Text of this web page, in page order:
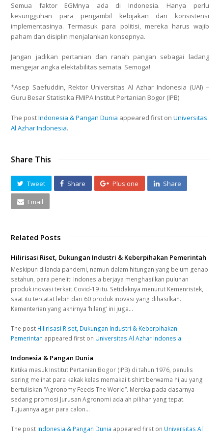
Semua faktor EGMnya ada di Indonesia. Hanya perlu
kesungguhan para pengambil kebijakan dan konsistensi
implementasinya. Termasuk para politisi, mereka harus wajib
paham dan disiplin menjalankan konsepnya.
Jangan jadikan pertanian dan ranah pangan sebagai ladang
mengejar angka elektabilitas semata. Semoga!
*Asep Saefuddin, Rektor Universitas Al Azhar Indonesia (UAI) –
Guru Besar Statistika FMIPA Institut Pertanian Bogor (IPB)
The postIndonesia & Pangan Dunia appeared first onUniversitas
Al Azhar Indonesia.
Share This
Tweet Share Plus one Share
Email
Related Posts
Hilirisasi Riset, Dukungan Industri & Keberpihakan Pemerintah
Meskipun dilanda pandemi, namun dalam hitungan yang belum genap
setahun, para peneliti Indonesia berjaya menghasilkan puluhan
produk inovasi terkait Covid-19 itu. Setidaknya menurut Kemenristek,
saat itu tercatat lebih dari 60 produk inovasi yang dihasilkan.
Kementerian yang akhirnya ‘hilang’ ini juga…
The post Hilirisasi Riset, Dukungan Industri & Keberpihakan
Pemerintah appeared first on Universitas Al Azhar Indonesia.
Indonesia & Pangan Dunia
Ketika masuk Institut Pertanian Bogor (IPB) di tahun 1976, penulis
sering melihat para kakak kelas memakai t-shirt berwarna hijau yang
bertuliskan “Agronomy Feeds The World”. Mereka pada dasarnya
sedang promosi Jurusan Agronomi adalah pilihan yang tepat.
Tujuannya agar para calon…
The post Indonesia & Pangan Dunia appeared first on Universitas Al